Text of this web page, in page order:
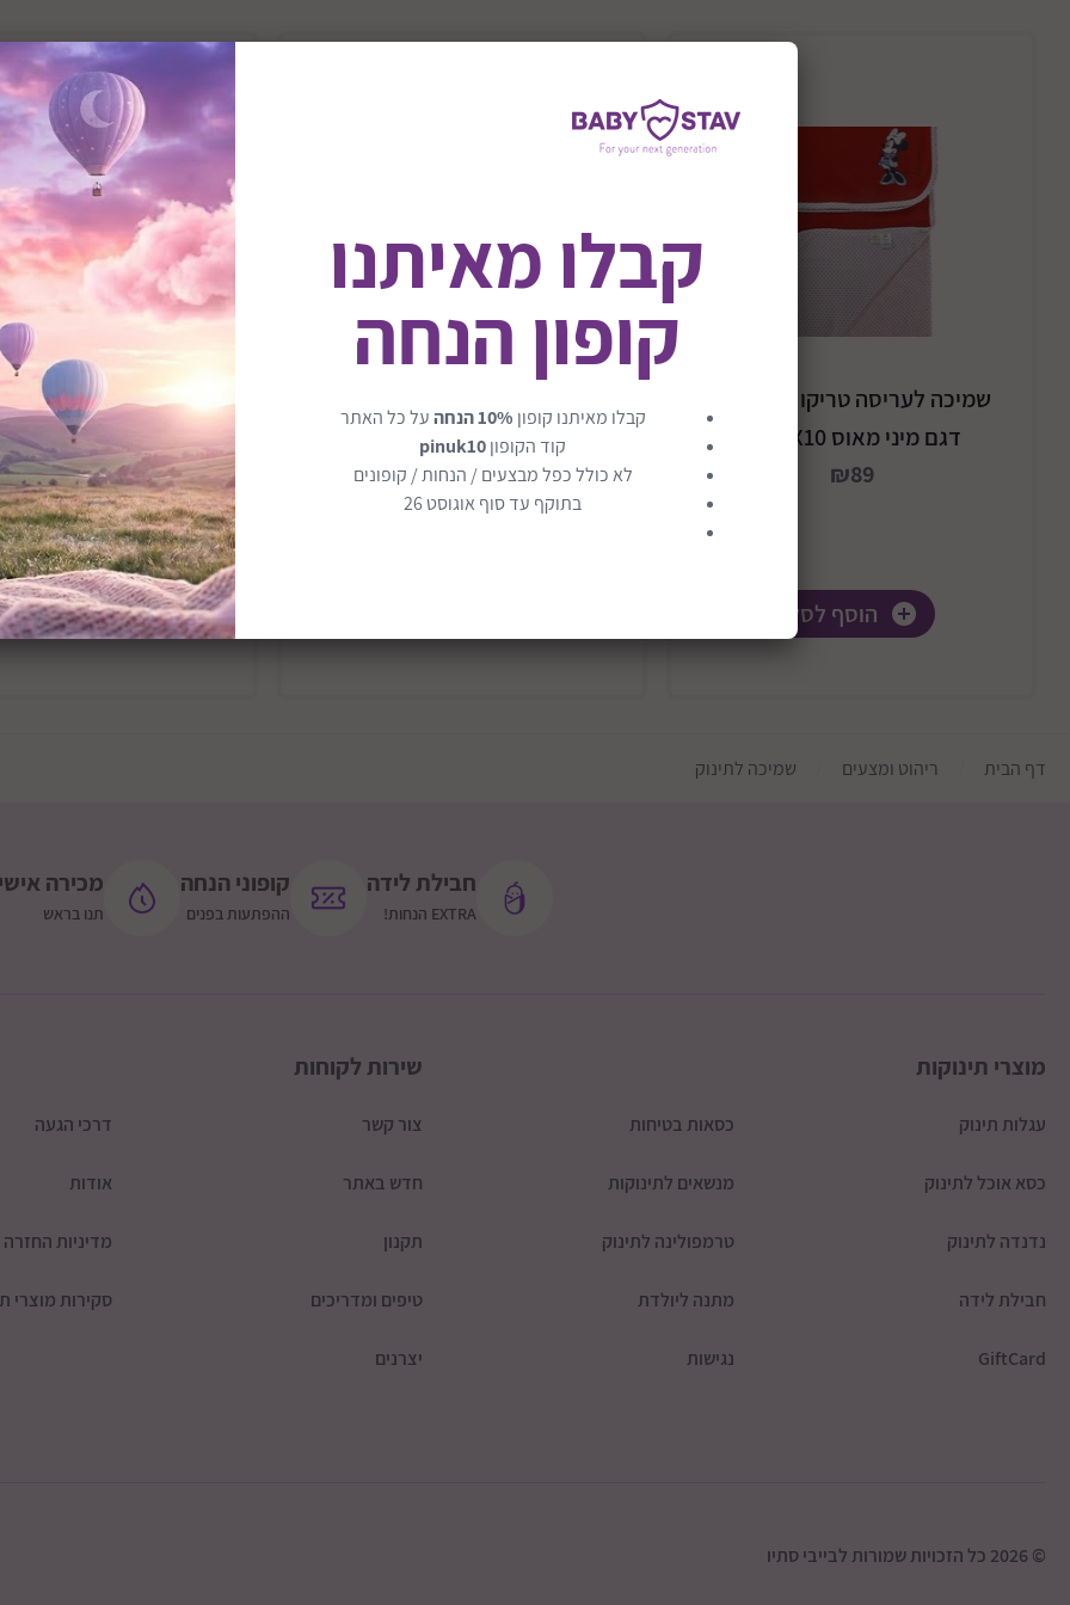
שמיכה לעריסה טריקו דו צדדית
דגם מיני מאוס 76X10 דו
₪89
הוסף לסל
40X50 סמ
₪29
שמיכת פוך לתינוק
100X150סמ
₪79
הוסף לסל
דף הבית ריהוט ומצעים שמיכה לתינוק
חבילת לידה
EXTRA הנחות!
קופוני הנחה
ההפתעות בפנים
מכירה
תנו בראש
מוצרי תינוקות
עגלות תינוק כסאות בטיחות
כסא אוכל לתינוק מנשאים לתינוקות
נדנדה לתינוק טרמפולינה לתינוק
חבילת לידה מתנה ליולדת
GiftCard נגישות
שירות לקוחות
צור קשר דרכי הגעה
חדש באתר אודות
תקנון מדיניות החזרה
טיפים ומדריכים סקירות מוצרי
יצרנים
© 2026 כל הזכויות שמורות לבייבי סתיו
קבלו מאיתנו
קופון הנחה
קבלו מאיתנו קופון 10% הנחה
על כל האתר
קוד הקופוןpinuk10
לא כולל כפל מבצעים / הנחות / קופונים
בתוקף עד סוף אוגוסט 26